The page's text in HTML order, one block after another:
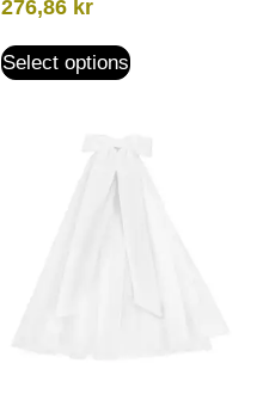
276,86 kr
Select options